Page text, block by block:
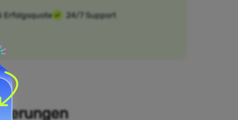
Erfolgsquote 24/7 Support